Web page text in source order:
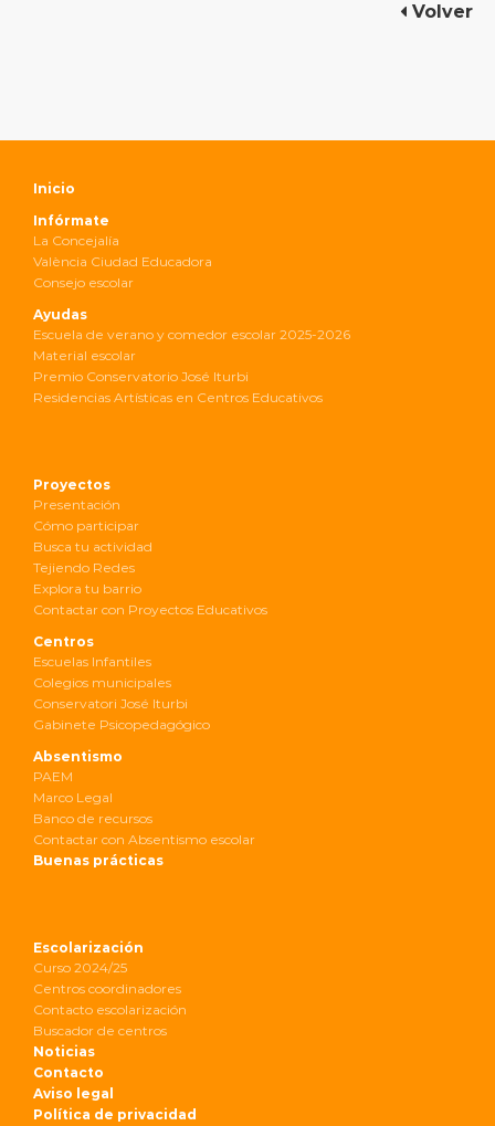
Volver
Inicio
Infórmate
La Concejalía
València Ciudad Educadora
Consejo escolar
Ayudas
Escuela de verano y comedor escolar 2025-2026
Material escolar
Premio Conservatorio José Iturbi
Residencias Artísticas en Centros Educativos
Proyectos
Presentación
Cómo participar
Busca tu actividad
Tejiendo Redes
Explora tu barrio
Contactar con Proyectos Educativos
Centros
Escuelas Infantiles
Colegios municipales
Conservatori José Iturbi
Gabinete Psicopedagógico
Absentismo
PAEM
Marco Legal
Banco de recursos
Contactar con Absentismo escolar
Buenas prácticas
Escolarización
Curso 2024/25
Centros coordinadores
Contacto escolarización
Buscador de centros
Noticias
Contacto
Aviso legal
Política de privacidad